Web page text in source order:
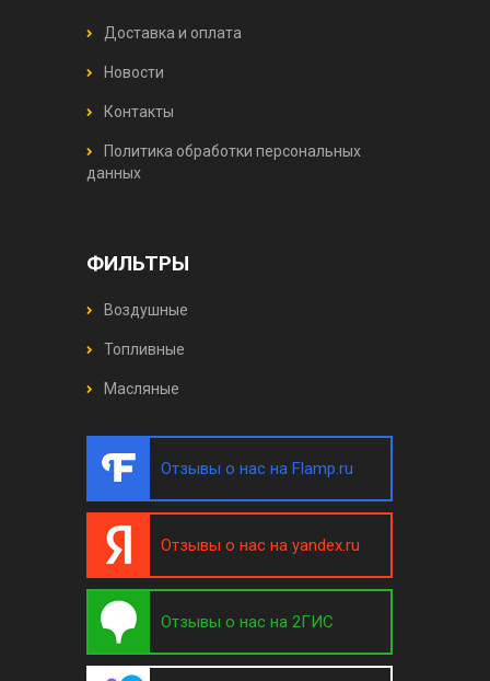
Доставка и оплата
Новости
Контакты
Политика обработки персональных
данных
ФИЛЬТРЫ
Воздушные
Топливные
Масляные
Отзывы о нас на Flamp.ru
Отзывы о нас на yandex.ru
Отзывы о нас на 2ГИС